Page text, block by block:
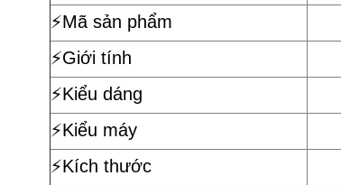
⚡️Mã sản phẩm
⚡️Giới tính
⚡️Kiểu dáng
⚡️Kiểu máy
⚡️Kích thước